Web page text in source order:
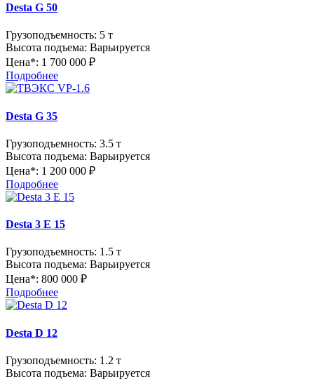
Desta G 50
Грузоподъемность: 5 т
Высота подъема: Варьируется
Цена*: 1 700 000 ₽
Подробнее
Desta G 35
Грузоподъемность: 3.5 т
Высота подъема: Варьируется
Цена*: 1 200 000 ₽
Подробнее
Desta 3 E 15
Грузоподъемность: 1.5 т
Высота подъема: Варьируется
Цена*: 800 000 ₽
Подробнее
Desta D 12
Грузоподъемность: 1.2 т
Высота подъема: Варьируется